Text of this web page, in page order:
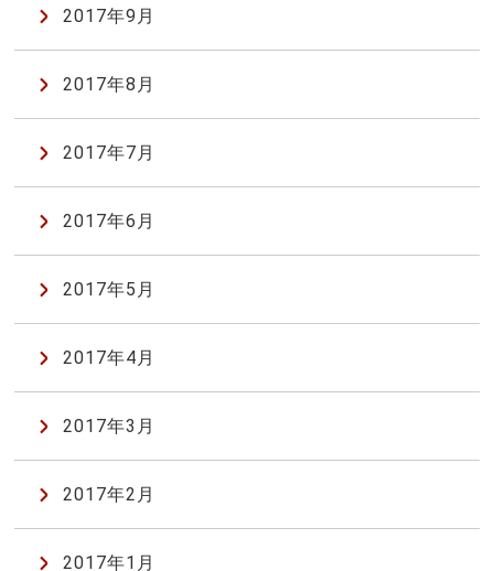
2017年9月
2017年8月
2017年7月
2017年6月
2017年5月
2017年4月
2017年3月
2017年2月
2017年1月